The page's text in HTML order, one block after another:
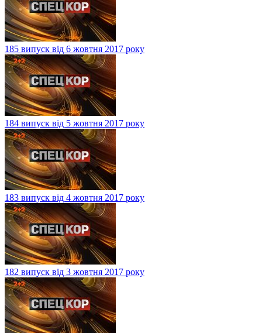
185 випуск від 6 жовтня 2017 року
184 випуск від 5 жовтня 2017 року
183 випуск від 4 жовтня 2017 року
182 випуск від 3 жовтня 2017 року